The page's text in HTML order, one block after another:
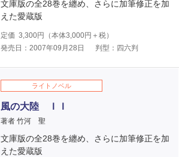
文庫版の全28巻を纏め、さらに加筆修正を加
えた愛蔵版
定価 3,300円（本体3,000円＋税）
発売日：2007年09月28日
判型：四六判
ライトノベル
風の大陸 ＩＩ
著者 竹河 聖
文庫版の全28巻を纏め、さらに加筆修正を加
えた愛蔵版